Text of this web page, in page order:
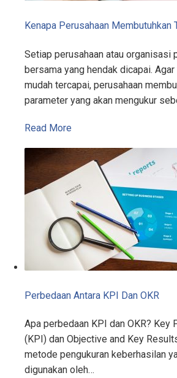
Kenapa Perusahaan Membutuhkan
Setiap perusahaan atau organisasi
bersama yang hendak dicapai.
mudah tercapai, perusahaan
parameter yang akan mengukur
Read More
Perbedaan Antara KPI Dan OKR
Apa perbedaan KPI dan OKR? Key
(KPI) dan Objective and Key
metode pengukuran keberhasilan
digunakan oleh…